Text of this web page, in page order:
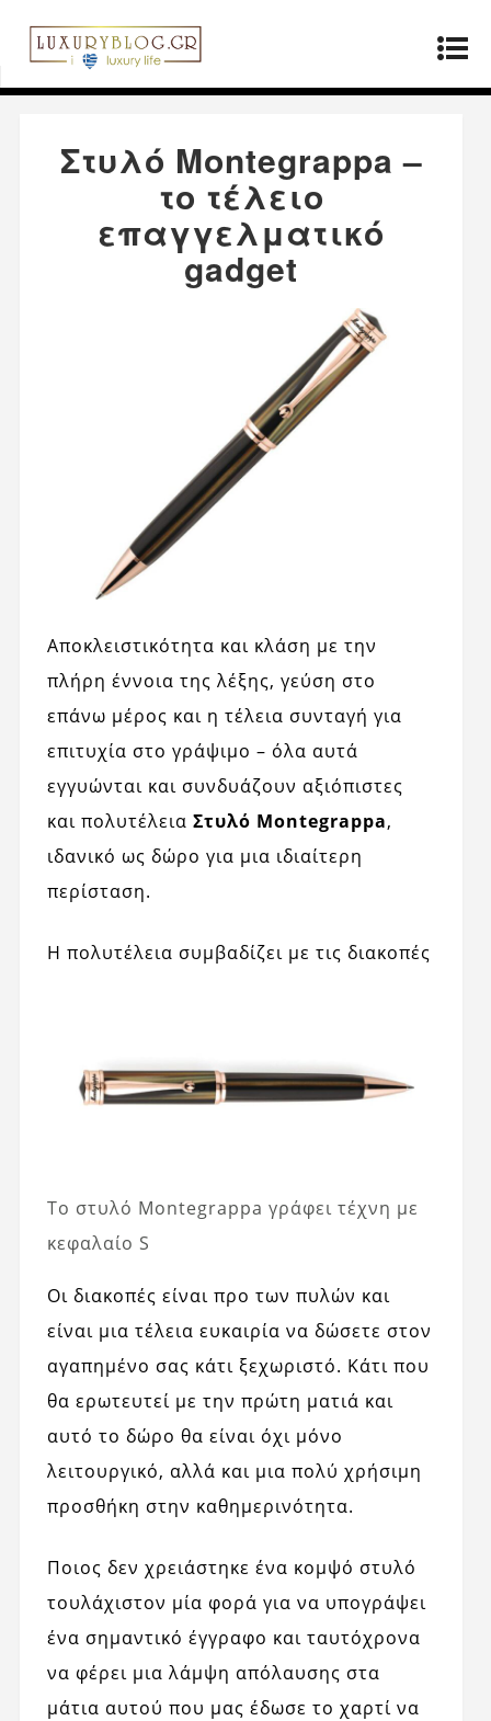
Αρχική σελίδα»Παραγωγοί
Montegrappa – το τέλειο επαγγελματικό gadget
Στυλό Montegrappa –
το τέλειο
επαγγελματικό
gadget
Αποκλειστικότητα και κλάση με την
πλήρη έννοια της λέξης, γεύση στο
επάνω μέρος και η τέλεια συνταγή για
επιτυχία στο γράψιμο – όλα αυτά
εγγυώνται και συνδυάζουν αξιόπιστες
και πολυτέλεια Στυλό Montegrappa,
ιδανικό ως δώρο για μια ιδιαίτερη
περίσταση.
Η πολυτέλεια συμβαδίζει με τις διακοπές
Το στυλό Montegrappa γράφει τέχνη με
κεφαλαίο S
Οι διακοπές είναι προ των πυλών και
είναι μια τέλεια ευκαιρία να δώσετε στον
αγαπημένο σας κάτι ξεχωριστό. Κάτι που
θα ερωτευτεί με την πρώτη ματιά και
αυτό το δώρο θα είναι όχι μόνο
λειτουργικό, αλλά και μια πολύ χρήσιμη
προσθήκη στην καθημερινότητα.
Ποιος δεν χρειάστηκε ένα κομψό στυλό
τουλάχιστον μία φορά για να υπογράψει
ένα σημαντικό έγγραφο και ταυτόχρονα
να φέρει μια λάμψη απόλαυσης στα
μάτια αυτού που μας έδωσε το χαρτί να